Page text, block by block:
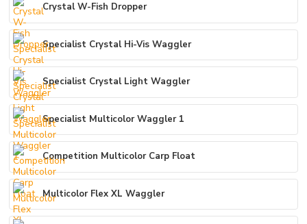
Crystal W-Fish Dropper
Specialist Crystal Hi-Vis Waggler
Specialist Crystal Light Waggler
Specialist Multicolor Waggler 1
Competition Multicolor Carp Float
Multicolor Flex XL Waggler